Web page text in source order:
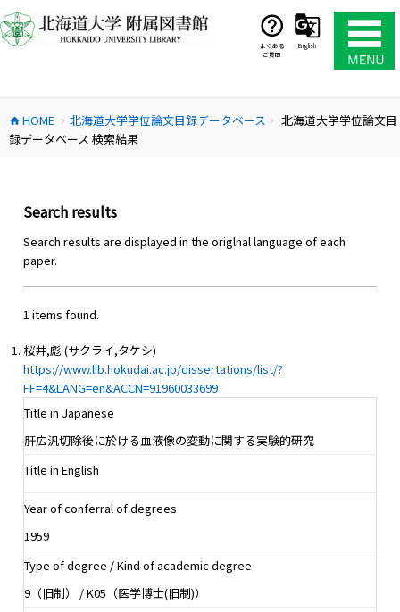
ン
テ
ス
キ
よくある
ご質問
English
home HOME chevron_right 北海道大学学位論文目録データベース chevron_right
北海道大学学位論文目
録データベース 検索結果
Search results
Search results are displayed in the origlnal language of each
paper.
1 items found.
桜井,彪 (サクライ,タケシ)
https://www.lib.hokudai.ac.jp/dissertations/list/?
FF=4&LANG=en&ACCN=91960033699
Title in Japanese
肝広汎切除後に於ける血液像の変動に関する実験的研究
Title in English
Year of conferral of degrees
1959
Type of degree / Kind of academic degree
9（旧制） / K05（医学博士(旧制)）